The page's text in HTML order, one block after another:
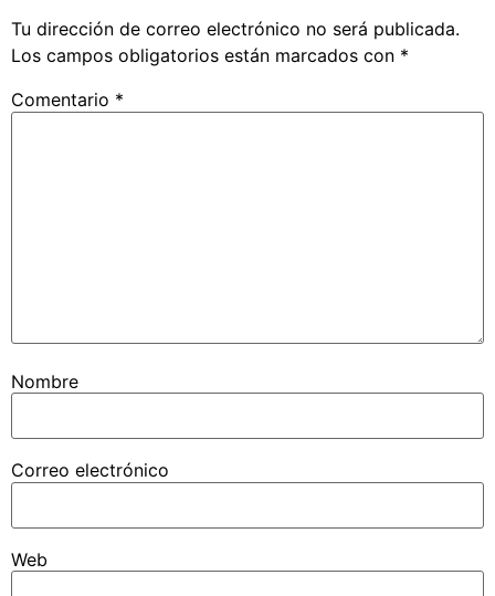
Tu dirección de correo electrónico no será publicada.
Los campos obligatorios están marcados con *
Comentario *
Nombre
Correo electrónico
Web